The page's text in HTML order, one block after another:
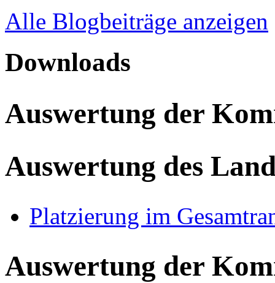
Alle Blogbeiträge anzeigen
Downloads
Auswertung der
Auswertung des
Platzierung im
Auswertung der